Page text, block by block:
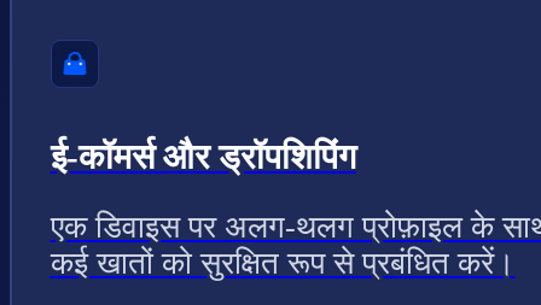
ई-कॉमर्स और ड्रॉपशिपिंग
एक डिवाइस पर अलग-थलग प्रोफ़ाइल के
कई खातों को सुरक्षित रूप से प्रबंधित करें।